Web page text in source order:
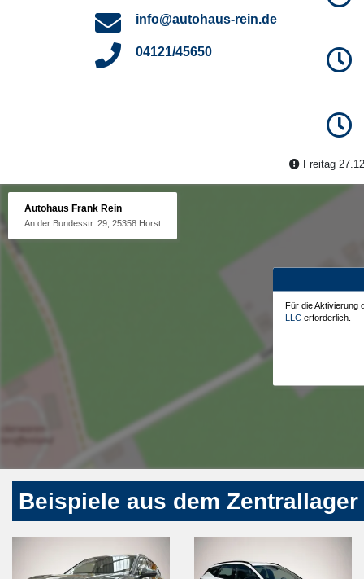
info@autohaus-rein.de
04121/45650
Freitag
Autohaus Frank Rein
An der Bundesstr. 29, 25358 Horst
Für die Aktivierung
LLC erforderlich.
Beispiele aus dem Zentrallager